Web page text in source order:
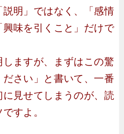
明」ではなく、「感情
味を引くこと」だけで
しますが、まずはこの驚
さい」と書いて、一番
見せてしまうのが、読
すよ。